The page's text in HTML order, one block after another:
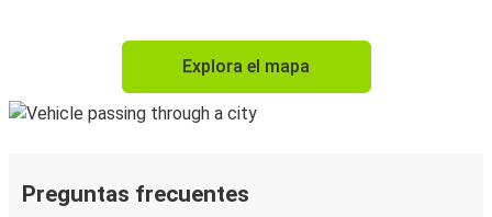
Explora el mapa
Preguntas frecuentes